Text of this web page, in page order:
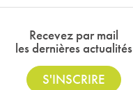
Recevez par mail
les dernières actualités
S'INSCRIRE